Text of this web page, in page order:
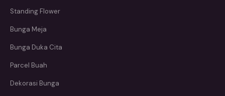
Standing Flower
Bunga Meja
Bunga Duka Cita
Parcel Buah
Dekorasi Bunga